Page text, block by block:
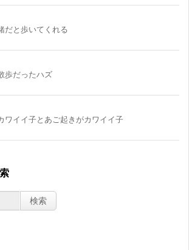
だと歩いてくれる
歩だったハズ
ワイイ子とあご起きがカワイイ子